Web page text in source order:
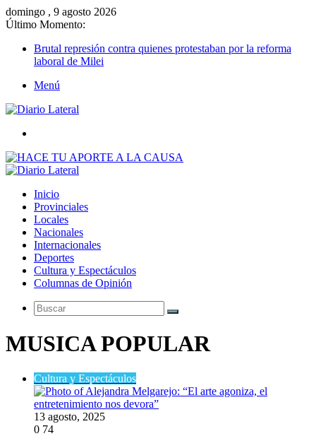
domingo , 9 agosto 2026
Último Momento:
Brutal represión contra quienes protestaban por la reforma
laboral de Milei
Menú
Inicio
Provinciales
Locales
Nacionales
Internacionales
Deportes
Cultura y Espectáculos
Columnas de Opinión
Buscar
MUSICA POPULAR
Cultura y Espectáculos
13 agosto, 2025
0 74